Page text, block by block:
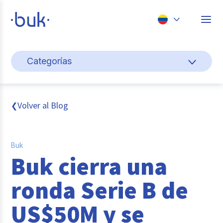
Perú
Categorías
Cultura y bienestar laboral
Gestión de personas
Buk
Transformación digital
Tendencias y Data
❮Volver al Blog
Buk
Buk cierra una
ronda Serie B de
US$50M y se